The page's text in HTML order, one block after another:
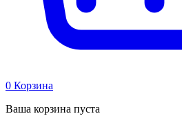
0 Корзина
Ваша корзина пуста